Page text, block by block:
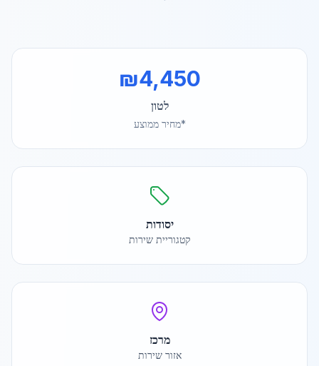
₪4,450
לטון
*מחיר ממוצע
יסודות
קטגוריית שירות
מרכז
אזור שירות